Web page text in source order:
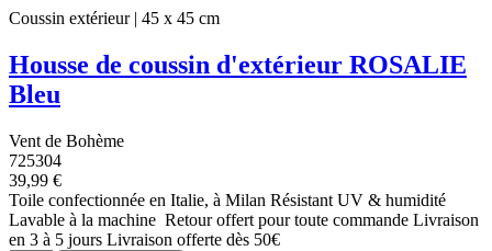
Coussin extérieur | 45 x 45 cm
Housse de coussin d'extérieur ROSALIE
Bleu
Vent de Bohème
725304
39,99 €
Toile confectionnée en Italie, à Milan Résistant UV & humidité
Lavable à la machine Retour offert pour toute commande Livraison
en 3 à 5 jours Livraison offerte dès 50€